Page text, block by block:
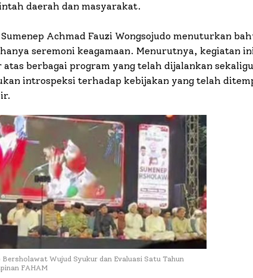
daerah dan masyarakat.
Achmad Fauzi Wongsojudo menuturkan
seremoni keagamaan. Menurutnya, kegiatan
berbagai program yang telah dijalankan
introspeksi terhadap kebijakan yang telah
Bersholawat Wujud Syukur dan Evaluasi Satu Tahun
FAHAM